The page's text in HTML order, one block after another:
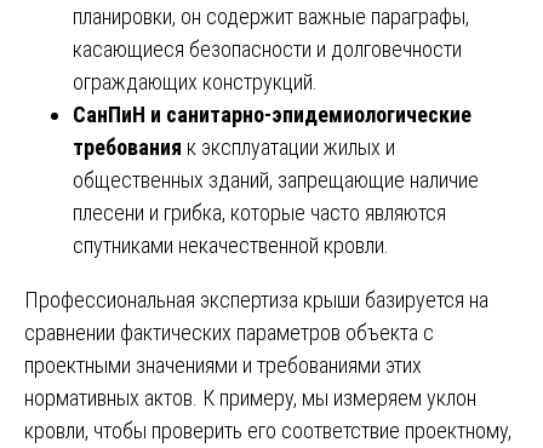
планировки, он содержит важные параграфы,
касающиеся безопасности и долговечности
ограждающих конструкций.
СанПиН и санитарно-эпидемиологические
требования к эксплуатации жилых и
общественных зданий, запрещающие наличие
плесени и грибка, которые часто являются
спутниками некачественной кровли.
Профессиональная экспертиза крыши базируется на
сравнении фактических параметров объекта с
проектными значениями и требованиями этих
нормативных актов. К примеру, мы измеряем уклон
кровли, чтобы проверить его соответствие проектному,